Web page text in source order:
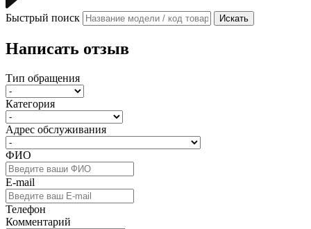
Быстрый поиск Искать
Написать отзыв
Тип обращения
Категория
Адрес обслуживания
ФИО
E-mail
Телефон
Комментарий